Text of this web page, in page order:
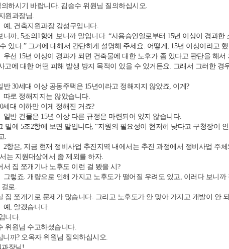
하시기 바랍니다. 김승수 위원님 질의하십시오.
원과장님.
예, 건축지원과장 강성구입니다.
니까, 5조의1항에 보니까 말입니다. “사용승인일로부터 15년 이상이 경과
있다.” 그거에 대해서 간단하게 설명해 주세요. 어떻게, 15년 이상이라고
우선 15년 이상이 경과가 되면 건축물에 대한 노후가 좀 있다고 판단을 해
고에 대한 어떤 피해 발생 방지 목적이 있을 수 있거든요. 그래서 그러한 경
반 30세대 이상 공동주택은 15년이라고 정해지지 않았죠, 이게?
따로 정해지지는 않았습니다.
세대 이하만 이게 정해진 거죠?
일반 건물은 15년 이상 다른 규정은 마련되어 있지 않습니다.
밑에 5조2항에 보면 말입니다, “지원의 필요성이 현저히 낮다고 구청장이
.
2항은, 지금 현재 정비사업 추진지역 내에서는 추진 과정에서 정비사업 주
는 지원대상에서 좀 제외를 하자.
서 집 쪼개기나 노후도 이런 걸 봤을 시?
그렇죠. 개량으로 인해 가지고 노후도가 떨어질 우려도 있고, 이러다 보니
로.
집 쪼개기로 문제가 많습니다. 그리고 노후도가 안 맞아 가지고 개발이 안
예, 알겠습니다.
니다.
위원님 수고하셨습니다.
니까? 오옥자 위원님 질의하십시오.
장님!